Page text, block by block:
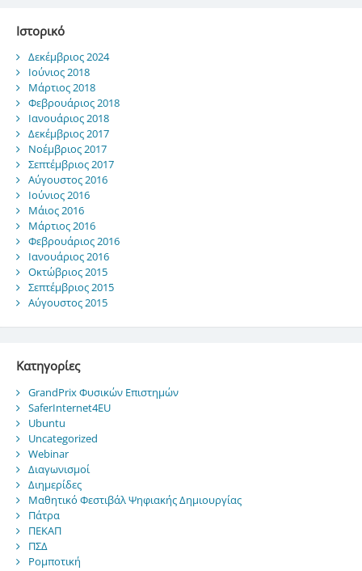
Ιστορικό
Δεκέμβριος 2024
Ιούνιος 2018
Μάρτιος 2018
Φεβρουάριος 2018
Ιανουάριος 2018
Δεκέμβριος 2017
Νοέμβριος 2017
Σεπτέμβριος 2017
Αύγουστος 2016
Ιούνιος 2016
Μάιος 2016
Μάρτιος 2016
Φεβρουάριος 2016
Ιανουάριος 2016
Οκτώβριος 2015
Σεπτέμβριος 2015
Αύγουστος 2015
Kατηγορίες
GrandPrix Φυσικών Επιστημών
SaferInternet4EU
Ubuntu
Uncategorized
Webinar
Διαγωνισμοί
Διημερίδες
Μαθητικό Φεστιβάλ Ψηφιακής Δημιουργίας
Πάτρα
ΠΕΚΑΠ
ΠΣΔ
Ρομποτική